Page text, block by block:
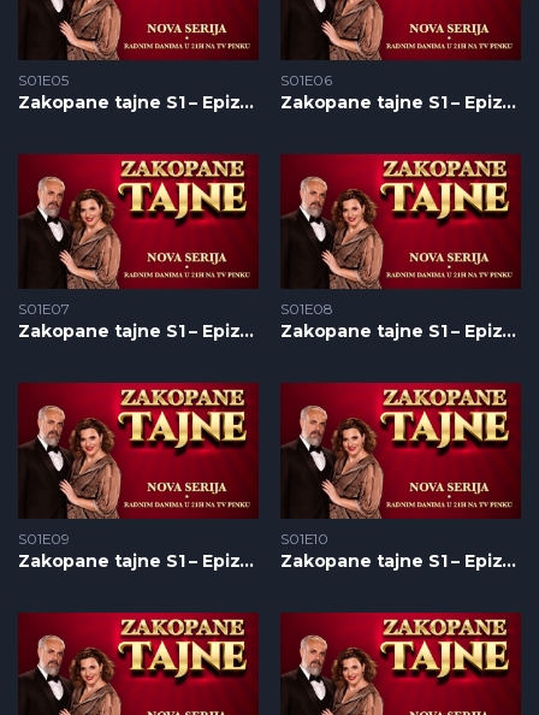
S01E05
Zakopane tajne S1 – Epizoda 05
S01E06
Zakopane tajne S1 – Epizoda 06
S01E07
Zakopane tajne S1 – Epizoda 07
S01E08
Zakopane tajne S1 – Epizoda 08
S01E09
Zakopane tajne S1 – Epizoda 09
S01E10
Zakopane tajne S1 – Epizoda 10